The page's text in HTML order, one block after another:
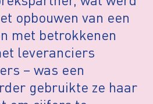
opbouwen van een
met betrokkenen
leveranciers
– was een
gebruikte ze haar